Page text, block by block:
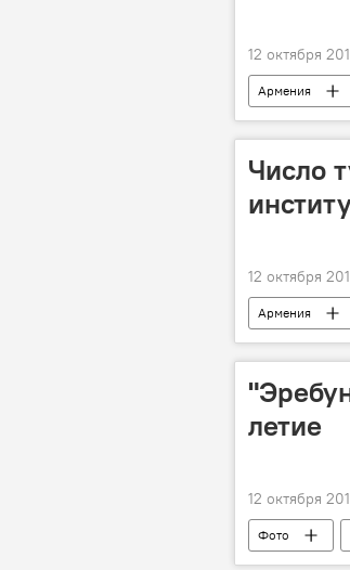
12 октября
Армения
Число
12 октября
Армения
летиe
12 октября
Фото